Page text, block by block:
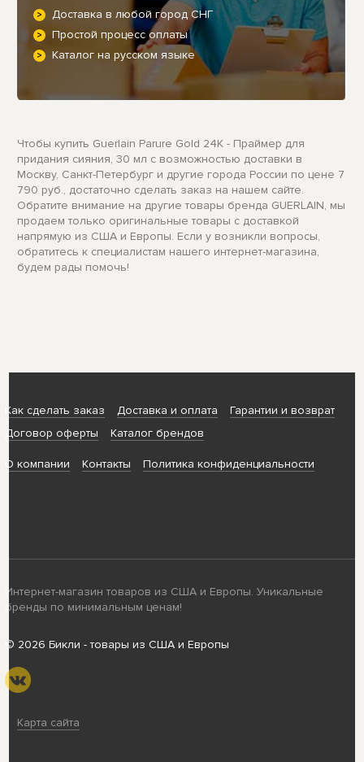
Доставка в любой город СНГ
Простой процесс оплаты
Каталог на русском языке
Чтобы купить Guerlain Parure Gold 24K - Праймер для
придания сияния, 30 мл с возможностью доставки в
Москву, Санкт-Петербург и другие города России по цене 7
790 руб., достаточно сделать заказ на нашем сайте.
Обратите внимание на другие товары бренда GUERLAIN, мы
продаем только оригинальные товары с доставкой
напрямую из США и Европы. Если у возникли вопросы,
обратитесь к специалистам нашего интернет-магазина,
будем рады помочь!
Как сделать заказ Доставка и оплата
Гарантии и возврат
Договор оферты
Каталог брендов
О компании Контакты Политика конфиденциальности
Интернет-магазин товаров из США и Европы. Уникальные
бренды по минимальным ценам!
© 2026 Бикли - товары из США и Европы
Карта сайта